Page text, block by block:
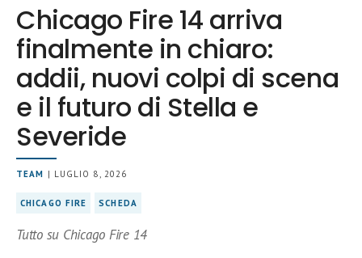
Chicago Fire 14 arriva
finalmente in chiaro:
addii, nuovi colpi di scena
e il futuro di Stella e
Severide
TEAM | LUGLIO 8, 2026
CHICAGO FIRE SCHEDA
Tutto su Chicago Fire 14